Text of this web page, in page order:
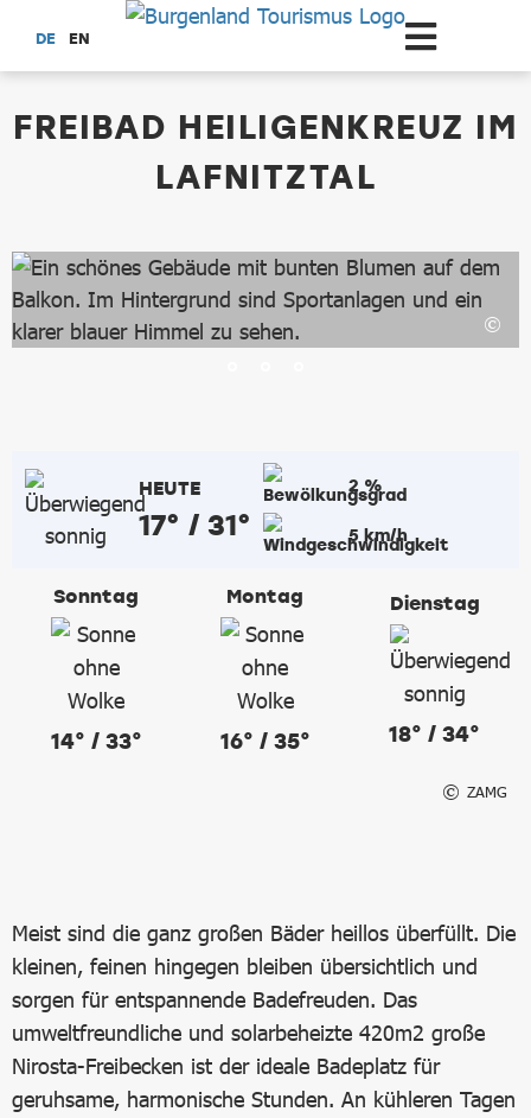
Zum Hauptinhalt springen
DE EN
FREIBAD HEILIGENKREUZ IM
LAFNITZTAL
HEUTE
17° / 31°
2 %
5 km/h
Sonntag
14° / 33°
Montag
16° / 35°
Dienstag
18° / 34°
ZAMG
Meist sind die ganz großen Bäder heillos überfüllt. Die
kleinen, feinen hingegen bleiben übersichtlich und
sorgen für entspannende Badefreuden. Das
umweltfreundliche und solarbeheizte 420m2 große
Nirosta-Freibecken ist der ideale Badeplatz für
geruhsame, harmonische Stunden. An kühleren Tagen